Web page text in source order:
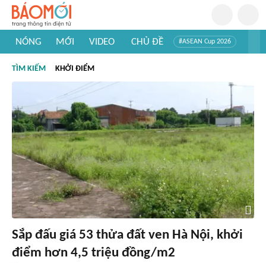
NÓNG MỚI VIDEO CHỦ ĐỀ #ASEAN Cup 2026
#Khám phá thế giới
TÌM KIẾM KHỞI ĐIỂM
Sắp đấu giá 53 thửa đất ven Hà Nội, khởi
điểm hơn 4,5 triệu đồng/m2